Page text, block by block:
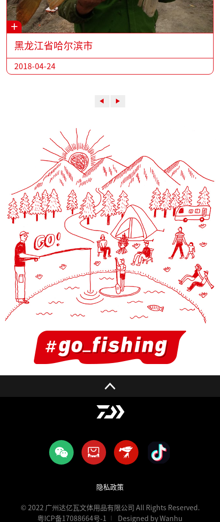
+
黑龙江省哈尔滨市
2018-04-24
隐私政策
© 2022 广州达亿瓦文体用品有限公司 All Rights Reserved.
粤ICP备17088664号-1
Designed by Wanhu